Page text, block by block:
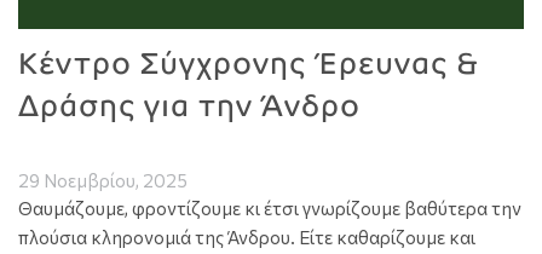
Κέντρο Σύγχρονης Έρευνας &
Δράσης για την Άνδρο
29 Νοεμβρίου, 2025
Θαυμάζουμε, φροντίζουμε κι έτσι γνωρίζουμε βαθύτερα την
πλούσια κληρονομιά της Άνδρου. Είτε καθαρίζουμε και